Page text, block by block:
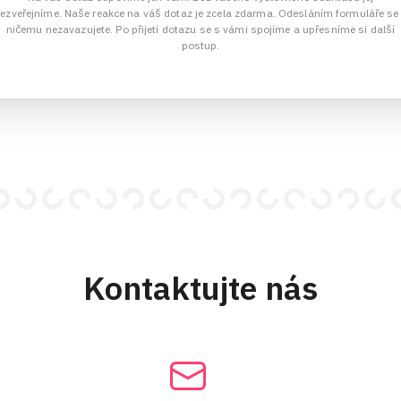
Naše reakce na váš dotaz je zcela zdarma. Odesláním formuláře se
ničemu nezavazujete. Po přijetí dotazu se s vámi spojíme a upřesníme si další
postup.
Kontaktujte nás